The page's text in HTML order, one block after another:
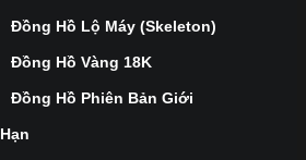
Đồng Hồ Lộ Máy (Skeleton)
Đồng Hồ Vàng 18K
Đồng Hồ Phiên Bản Giới
Hạn